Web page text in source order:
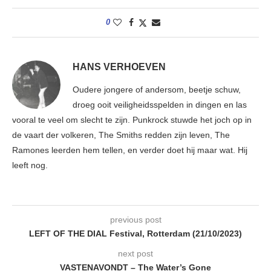
0
HANS VERHOEVEN
Oudere jongere of andersom, beetje schuw,
droeg ooit veiligheidsspelden in dingen en las
vooral te veel om slecht te zijn. Punkrock stuwde het joch op in
de vaart der volkeren, The Smiths redden zijn leven, The
Ramones leerden hem tellen, en verder doet hij maar wat. Hij
leeft nog.
previous post
LEFT OF THE DIAL Festival, Rotterdam (21/10/2023)
next post
VASTENAVONDT – The Water’s Gone